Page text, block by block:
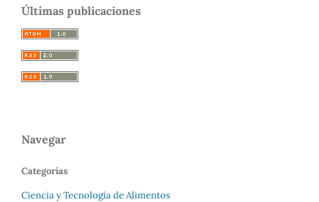
Últimas publicaciones
Navegar
Categorías
Ciencia y Tecnología de Alimentos